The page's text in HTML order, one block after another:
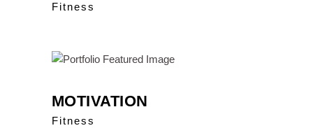
Fitness
MOTIVATION
Fitness